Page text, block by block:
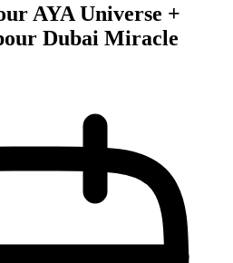
AYA Universe +
Dubai Miracle